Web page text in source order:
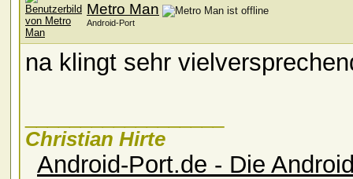
Metro Man
Android-Port
na klingt sehr
Christian Hirte
Android-Port.de - Die